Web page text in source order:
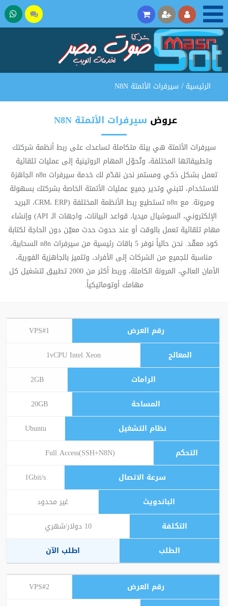
تحدث
الرئيسية/ سيرفرات الأتمتة N8N
عروض سيرفرات الأتمتة N8N
سيرفرات الأتمتة هي بيئة متكاملة تساعدك على ربط أنظمة شركتك
وتطبيقاتها المختلفة، وتُحوّل المهام الروتينية إلى عمليات تلقائية
تعمل بشكل ذكي ومستمر نحن نقدّم لك خدمة سيرفرات n8n الجاهزة
للاستخدام، لتبني وتدير جميع عمليات الأتمتة الخاصة بشركتك بسهولة
ومرونة. مع n8n تستطيع ربط الأنظمة المختلفة (CRM، ERP، البريد
الإلكتروني، السوشيال ميديا، قواعد البيانات، واجهات الـ API) وإنشاء
مهام تلقائية تعمل بالوقت أو عند حدوث حدث معيّن دون الحاجة لكتابة
كود معقّد. نحن حالياً نوفر 5 باقات رئيسية من سيرفرات n8n السحابية،
مناسبة للجميع من الشركات إلى الأفراد، وتتميز بالجاهزية الفورية،
الأمان العالي، المرونة الكاملة، وربط أكثر من 2000 تطبيق لتشغيل كل
مهامك أوتوماتيكياً.
VPS#1
1vCPU Intel Xeon
2GB
20GB
Ubuntu
Full Access(SSH+N8N)
1Gbit/s
غير محدود
10 دولار/شهري
اطلب الآن
VPS#2